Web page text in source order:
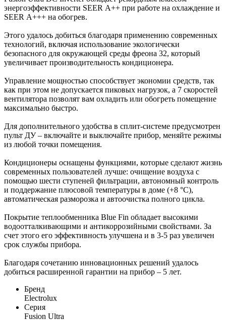
энергоэффективности SEER А++ при работе на охлаждение и
SEER А+++ на обогрев.
Этого удалось добиться благодаря применению современных
технологий, включая использование экологически
безопасного для окружающей среды фреона 32, который
увеличивает производительность кондиционера.
Управление мощностью способствует экономии средств, так
как при этом не допускается пиковых нагрузок, а 7 скоростей
вентилятора позволят вам охладить или обогреть помещение
максимально быстро.
Для дополнительного удобства в сплит-системе предусмотрен
пульт ДУ – включайте и выключайте прибор, меняйте режимы
из любой точки помещения.
Кондиционеры оснащены функциями, которые сделают жизнь
современных пользователей лучше: очищение воздуха с
помощью шести ступеней фильтрации, автономный контроль
и поддержание плюсовой температуры в доме (+8 °С),
автоматическая разморозка и автоочистка полного цикла.
Покрытие теплообменника Blue Fin обладает высокими
водоотталкивающими и антикоррозийными свойствами. За
счет этого его эффективность улучшена и в 3-5 раз увеличен
срок службы прибора.
Благодаря сочетанию инновационных решений удалось
добиться расширенной гарантии на прибор – 5 лет.
Бренд
Electrolux
Серия
Fusion Ultra